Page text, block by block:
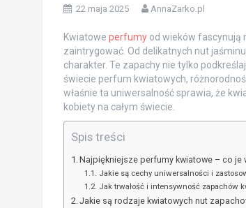
22 maja 2025 AnnaZarko.pl
Kwiatowe perfumyod wieków fascynują
zaintrygować. Od delikatnych nut
charakter. Te zapachy nie tylko
świecie perfum kwiatowych,
właśnie ta uniwersalność sprawia, że
kobiety na całym świecie.
Spis treści
Najpiękniejsze perfumy kwiatowe – co je
Jakie są cechy uniwersalności i
Jak trwałość i intensywność zapachów
Jakie są rodzaje kwiatowych nut